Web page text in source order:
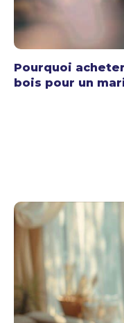
Pourquoi
bois pour un